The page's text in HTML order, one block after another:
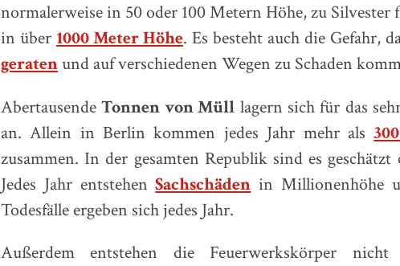
normalerweise in 50 oder 100 Metern Höhe, zu Silvester
in über 1000 Meter Höhe. Es besteht auch die Gefahr,
geratenund auf verschiedenen Wegen zu Schaden
AbertausendeTonnen von Müll lagern sich für das
an. Allein in Berlin kommen jedes Jahr mehr als
zusammen. In der gesamten Republik sind es geschätzt
Jedes Jahr entstehenSachschäden in Millionenhöhe
Todesfälle ergeben sich jedes Jahr.
Außerdem entstehen die Feuerwerkskörper